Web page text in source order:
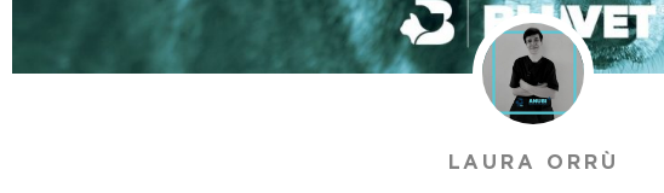
LAURA ORRÙ